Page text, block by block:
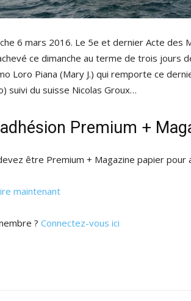
6 mars 2016. Le 5e et dernier Acte des
ce dimanche au terme de trois jours
Loro Piana (Mary J.) qui remporte ce
suivi du suisse Nicolas Groux…
Premium +
être Premium + Magazine papier pour
maintenant
? Connectez-vous ici